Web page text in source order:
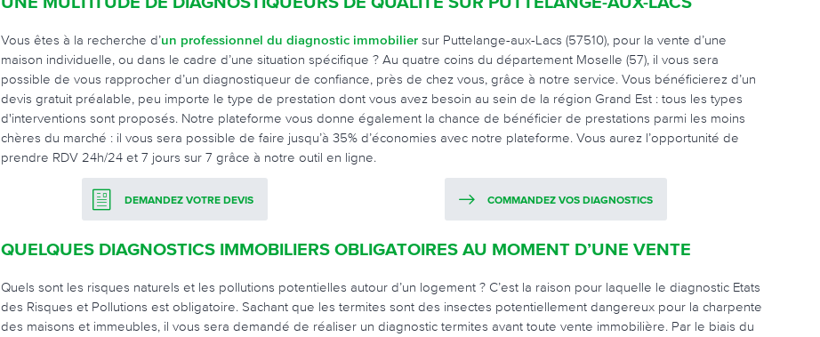
Vous êtes à la recherche d’un professionnel du diagnostic immobilier sur Puttelange-aux-Lacs (57510), pour la vente d’une
maison individuelle, ou dans le cadre d’une situation spécifique ? Au quatre coins du département Moselle (57), il vous sera
possible de vous rapprocher d’un diagnostiqueur de confiance, près de chez vous, grâce à notre service. Vous bénéficierez d’un
devis gratuit préalable, peu importe le type de prestation dont vous avez besoin au sein de la région Grand Est : tous les types
d'interventions sont proposés. Notre plateforme vous donne également la chance de bénéficier de prestations parmi les moins
chères du marché : il vous sera possible de faire jusqu’à 35% d’économies avec notre plateforme. Vous aurez l’opportunité de
prendre RDV 24h/24 et 7 jours sur 7 grâce à notre outil en ligne.
DEMANDEZ VOTRE DEVIS COMMANDEZ VOS DIAGNOSTICS
QUELQUES DIAGNOSTICS IMMOBILIERS OBLIGATOIRES AU MOMENT D’UNE VENTE
Quels sont les risques naturels et les pollutions potentielles autour d’un logement ? C’est la raison pour laquelle le diagnostic Etats
des Risques et Pollutions est obligatoire. Sachant que les termites sont des insectes potentiellement dangereux pour la charpente
des maisons et immeubles, il vous sera demandé de réaliser un diagnostic termites avant toute vente immobilière. Par le biais du